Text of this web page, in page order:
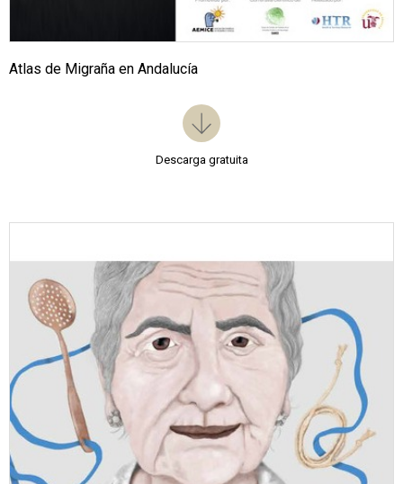
Atlas de Migraña en Andalucía
Descarga gratuita